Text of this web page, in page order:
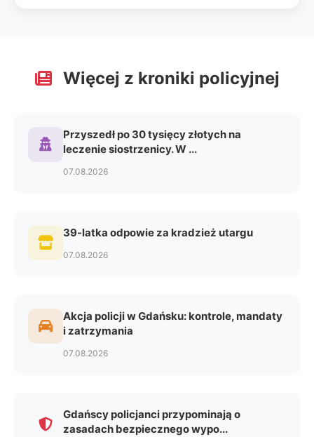
Więcej z kroniki policyjnej
Przyszedł po 30 tysięcy złotych na
leczenie siostrzenicy. W ...
07.08.2026
39-latka odpowie za kradzież utargu
07.08.2026
Akcja policji w Gdańsku: kontrole, mandaty
i zatrzymania
07.08.2026
Gdańscy policjanci przypominają o
zasadach bezpiecznego wypo...